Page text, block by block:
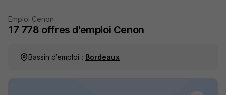
Emploi Cenon
17 778 offres d'emploi Cenon
Bassin d’emploi : Bordeaux